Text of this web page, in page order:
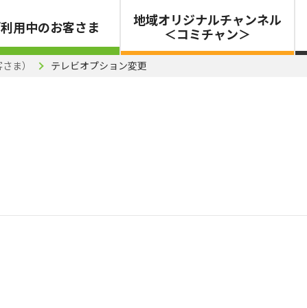
用中のお客さま
地域オリジナルチャンネル
＜コミチャン＞
ま） テレビオプション変更